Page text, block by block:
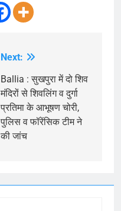
Next:
Ballia : सुखपुरा में दो शिव
मंदिरों से शिवलिंग व दुर्गा
प्रतिमा के आभूषण चोरी,
पुलिस व फॉरेंसिक टीम ने
की जांच